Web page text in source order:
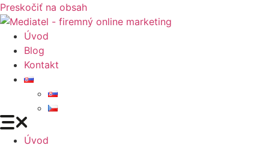
Preskočiť na obsah
Úvod
Blog
Kontakt
Úvod